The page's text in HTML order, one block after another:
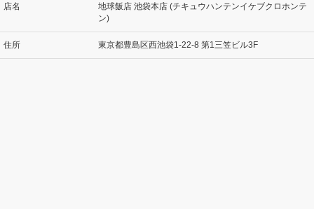
店名
地球飯店 池袋本店 (チキュウハンテンイケブクロホンテ
ン)
住所 東京都豊島区西池袋1-22-8 第1三笠ビル3F